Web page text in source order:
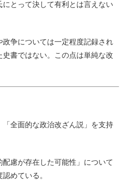
にとって決して有利とは言えない
争については一定程度記録され
書ではない。この点は単純な改
全面的な政治改ざん説」を支持
慮が存在した可能性」について
めている。